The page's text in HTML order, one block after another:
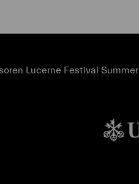
Lucerne Festival Summer